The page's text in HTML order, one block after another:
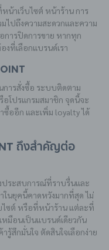
น้าเว็บไซต์ หน้าร้าน การ
ไปถึงความสะดวกและความ
การปิดการขาย หากทุก
งที่เลือกแบรนด์เรา
การสั่งซื้อ ระบบติดตาม
โปรแกรมสมาชิก จุดนี้จะ
ซื้ออีก และเพิ่ม loyalty ได้
ถึงสำคัญต่อ
ประสบการณ์ที่ราบรื่นและ
นยุคนี้คาดหวังมากที่สุด ไม่
ไซต์ หรือที่หน้าร้าน แต่ละที่
หมือนเป็นแบรนด์เดียวกัน
สึกมั่นใจ ตัดสินใจเลือกง่าย